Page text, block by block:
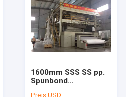
1600mm SSS SS pp.
Spunbond
Preis:USD